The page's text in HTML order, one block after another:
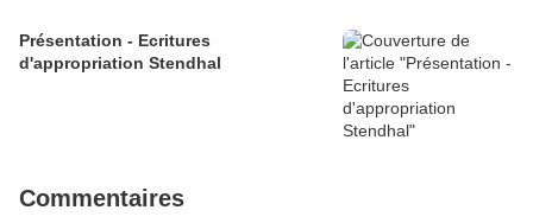
Présentation - Ecritures
d'appropriation Stendhal
Commentaires